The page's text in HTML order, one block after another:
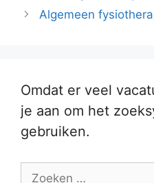
Algemeen
Omdat er veel
je aan om het
gebruiken.
Zoek